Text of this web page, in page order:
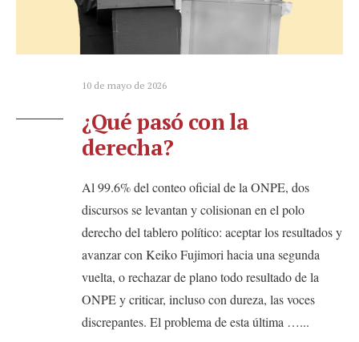
10 de mayo de 2026
¿Qué pasó con la
derecha?
Al 99.6% del conteo oficial de la ONPE, dos
discursos se levantan y colisionan en el polo
derecho del tablero político: aceptar los resultados y
avanzar con Keiko Fujimori hacia una segunda
vuelta, o rechazar de plano todo resultado de la
ONPE y criticar, incluso con dureza, las voces
discrepantes. El problema de esta última …...